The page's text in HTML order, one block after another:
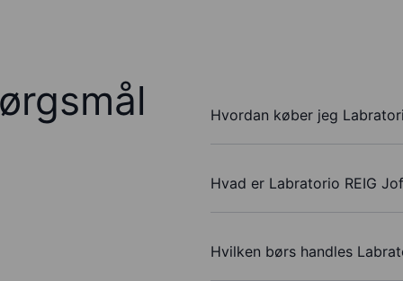
Hvordan køber jeg
Hvad er Labratorio REIG
Hvilken børs handles